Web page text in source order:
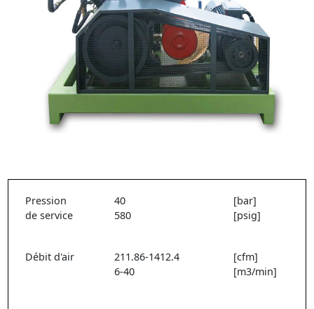
Pression
de service
40
580
[bar]
[psig]
Débit d'air
211.86-1412.4
6-40
[cfm]
[m3/min]